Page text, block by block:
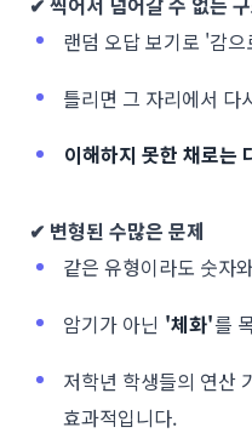
랜덤 오답 보기로 '감
틀리면 그 자리에서 다
이해하지 못한 채로는
✔ 변형된 수많은 문제
같은 유형이라도 숫자
암기가 아닌 '체화'를
저학년 학생들의 연산
효과적입니다.